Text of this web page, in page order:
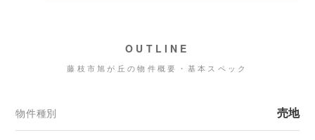
OUTLINE
藤枝市旭が丘の物件概要・基本スペック
物件種別 売地